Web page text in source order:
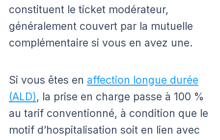
constituent le ticket modérateur,
généralement couvert par la mutuelle
complémentaire si vous en avez une.
Si vous êtes en affection longue durée
(ALD), la prise en charge passe à 100 %
au tarif conventionné, à condition que le
motif d’hospitalisation soit en lien avec